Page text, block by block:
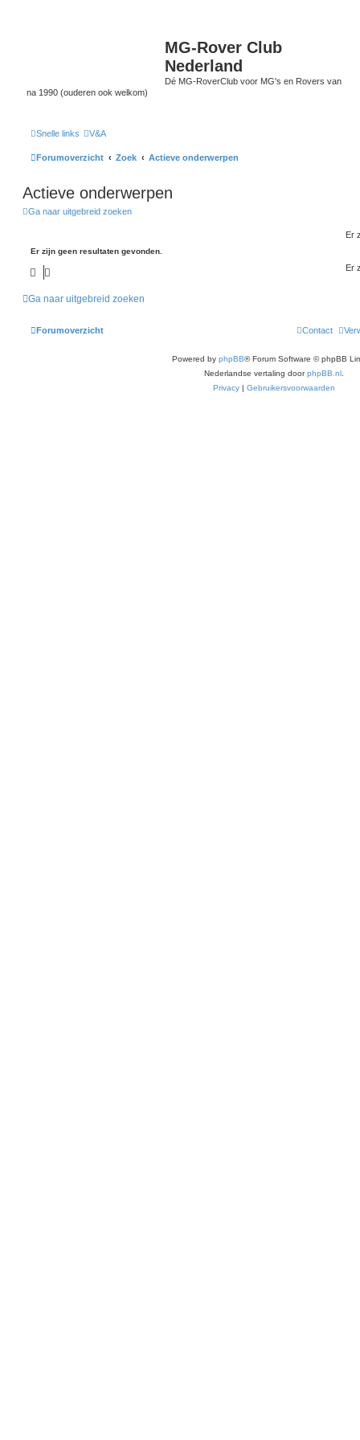
MG-Rover Club
Nederland
Dé MG-RoverClub voor MG's en Rovers van
na 1990 (ouderen ook welkom)
Snelle links V&A
Forumoverzicht Zoek Actieve onderwerpen
Actieve onderwerpen
Ga naar uitgebreid zoeken
Er
Er zijn geen resultaten gevonden.
Er
Ga naar uitgebreid zoeken
Forumoverzicht Contact
Powered by phpBB® Forum Software © phpBB
Nederlandse vertaling doorphpBB.nl.
Privacy| Gebruikersvoorwaarden